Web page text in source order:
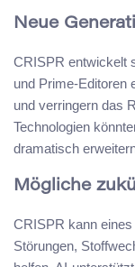
Neue
CRISPR entwickelt
und Prime-Editoren
und verringern das
Technologien
dramatisch
Mögliche
CRISPR kann
Störungen,